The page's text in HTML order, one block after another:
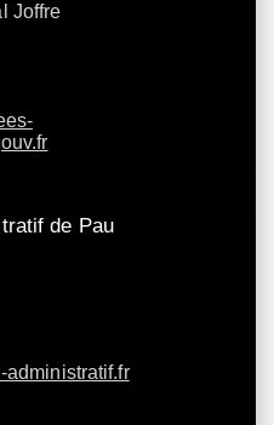
Joffre
de Pau
administratif.fr